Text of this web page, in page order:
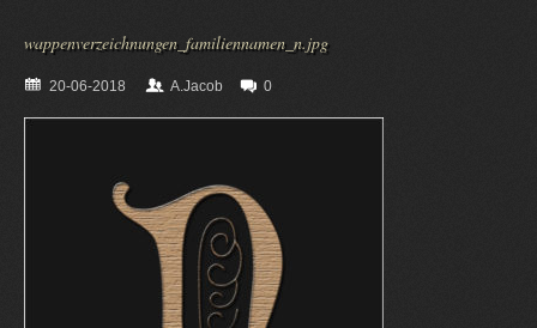
wappenverzeichnungen_familiennamen_n.jpg
20-06-2018 A.Jacob 0